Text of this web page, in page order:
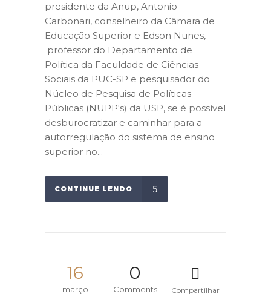
presidente da Anup, Antonio
Carbonari, conselheiro da Câmara de
Educação Superior e Edson Nunes,
professor do Departamento de
Política da Faculdade de Ciências
Sociais da PUC-SP e pesquisador do
Núcleo de Pesquisa de Políticas
Públicas (NUPP's) da USP, se é possível
desburocratizar e caminhar para a
autorregulação do sistema de ensino
superior no...
CONTINUE LENDO
16
março
0
Comments Compartilhar